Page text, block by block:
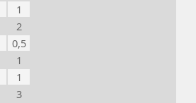
1
2
0,5
1
1
3